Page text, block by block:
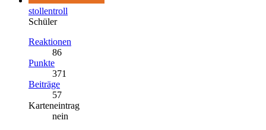
stollentroll
Schüler
Reaktionen
86
Punkte
371
Beiträge
57
Karteneintrag
nein